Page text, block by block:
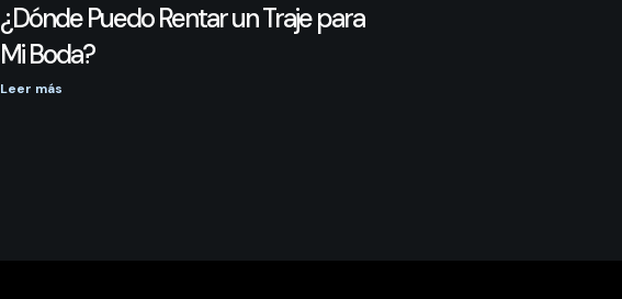
¿Dónde Puedo Rentar un Traje para
Mi Boda?
Leer más